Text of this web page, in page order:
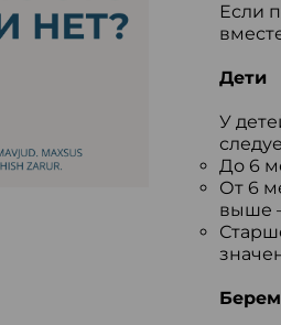
Если
Дети
У
До 6
От 6
выше